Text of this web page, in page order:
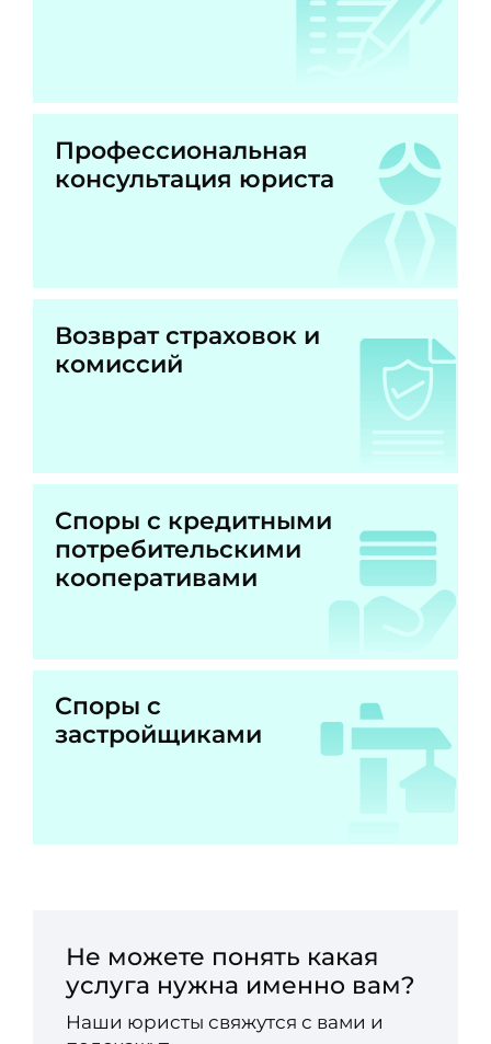
Профессиональная
консультация юриста
Возврат страховок и
комиссий
Споры с кредитными
потребительскими
кооперативами
Споры с
застройщиками
Не можете понять какая
услуга нужна именно вам?
Наши юристы свяжутся с вами и